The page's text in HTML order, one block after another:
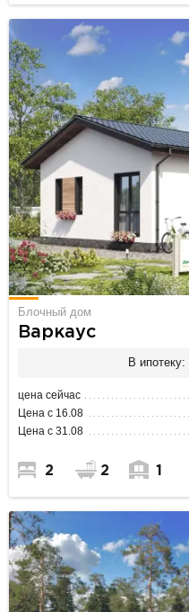
Блочный дом
Варкаус
В ипотеку:
цена сейчас
Цена с 16.08
Цена с 31.08
2 2 1